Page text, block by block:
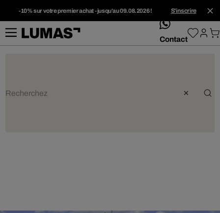
-10% sur votre premier achat - jusqu'au 09.08.2026 ! S'inscrire
whatsApp
Contact